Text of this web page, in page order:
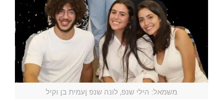
משמאל: הילי שנפ, לונה שנפ ןעמית בן וקיל